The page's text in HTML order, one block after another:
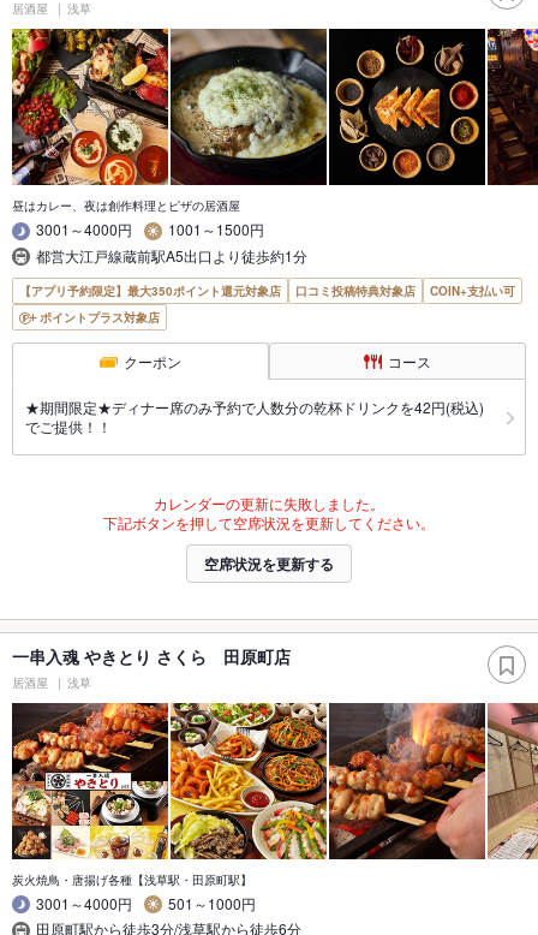
居酒屋 浅草
昼はカレー、夜は創作料理とピザの居酒屋
3001～4000円
1001～1500円
都営大江戸線蔵前駅A5出口より徒歩約1分
【アプリ予約限定】最大350ポイント還元対象店 口コミ投稿特典対象店
COIN+支払い可
ポイントプラス対象店
クーポン コース
★期間限定★ディナー席のみ予約で人数分の乾杯ドリンクを42円(税込)
でご提供！！
カレンダーの更新に失敗しました。
下記ボタンを押して空席状況を更新してください。
空席状況を更新する
一串入魂 やきとり さくら 田原町店
居酒屋 浅草
炭火焼鳥・唐揚げ各種【浅草駅・田原町駅】
3001～4000円
501～1000円
田原町駅から徒歩3分/浅草駅から徒歩6分